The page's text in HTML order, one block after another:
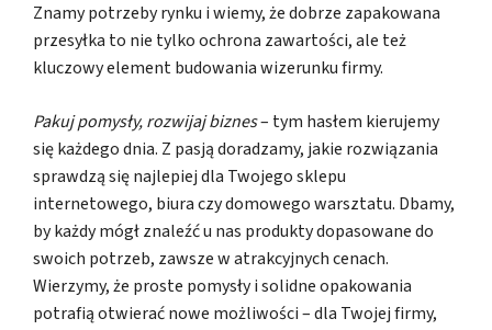
Znamy potrzeby rynku i wiemy, że dobrze zapakowana
przesyłka to nie tylko ochrona zawartości, ale też
kluczowy element budowania wizerunku firmy.
Pakuj pomysły, rozwijaj biznes– tym hasłem kierujemy
się każdego dnia. Z pasją doradzamy, jakie rozwiązania
sprawdzą się najlepiej dla Twojego sklepu
internetowego, biura czy domowego warsztatu. Dbamy,
by każdy mógł znaleźć u nas produkty dopasowane do
swoich potrzeb, zawsze w atrakcyjnych cenach.
Wierzymy, że proste pomysły i solidne opakowania
potrafią otwierać nowe możliwości – dla Twojej firmy,